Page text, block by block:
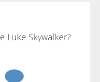
Luke Skywalker?